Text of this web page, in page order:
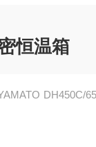
恒温箱
DH450C/